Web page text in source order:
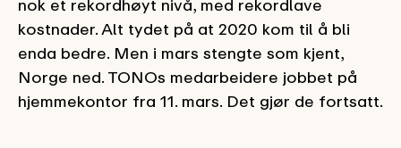
nok et rekordhøyt nivå, med rekordlave
kostnader. Alt tydet på at 2020 kom til å bli
enda bedre. Men i mars stengte som kjent,
Norge ned. TONOs medarbeidere jobbet på
hjemmekontor fra 11. mars. Det gjør de fortsatt.